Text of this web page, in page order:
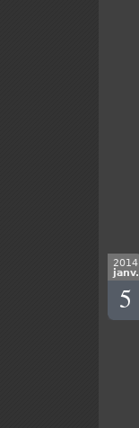
2014
janv.
5